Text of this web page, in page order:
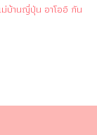
บ้านญี่ปุ่น อาโออิ กัน